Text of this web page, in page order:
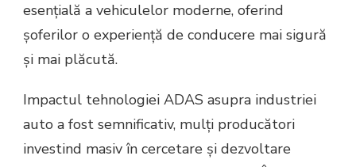
esențială a vehiculelor moderne, oferind
șoferilor o experiență de conducere mai sigură
și mai plăcută.
Impactul tehnologiei ADAS asupra industriei
auto a fost semnificativ, mulți producători
investind masiv în cercetare și dezvoltare